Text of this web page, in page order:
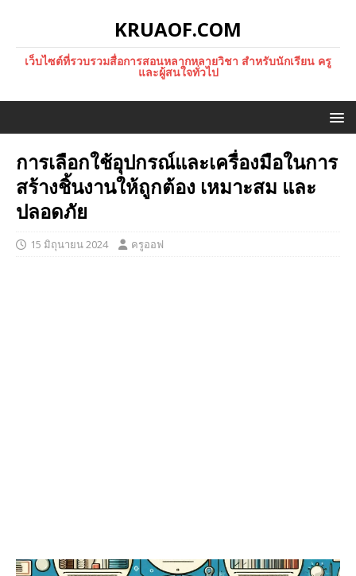
KRUAOF.COM
เว็บไซต์ที่รวบรวมสื่อการสอนหลากหลายวิชา สำหรับนักเรียน ครู
และผู้สนใจทั่วไป
การเลือกใช้อุปกรณ์และเครื่องมือในการ
สร้างชิ้นงานให้ถูกต้อง เหมาะสม และ
ปลอดภัย
15 มิถุนายน 2024 ครูออฟ